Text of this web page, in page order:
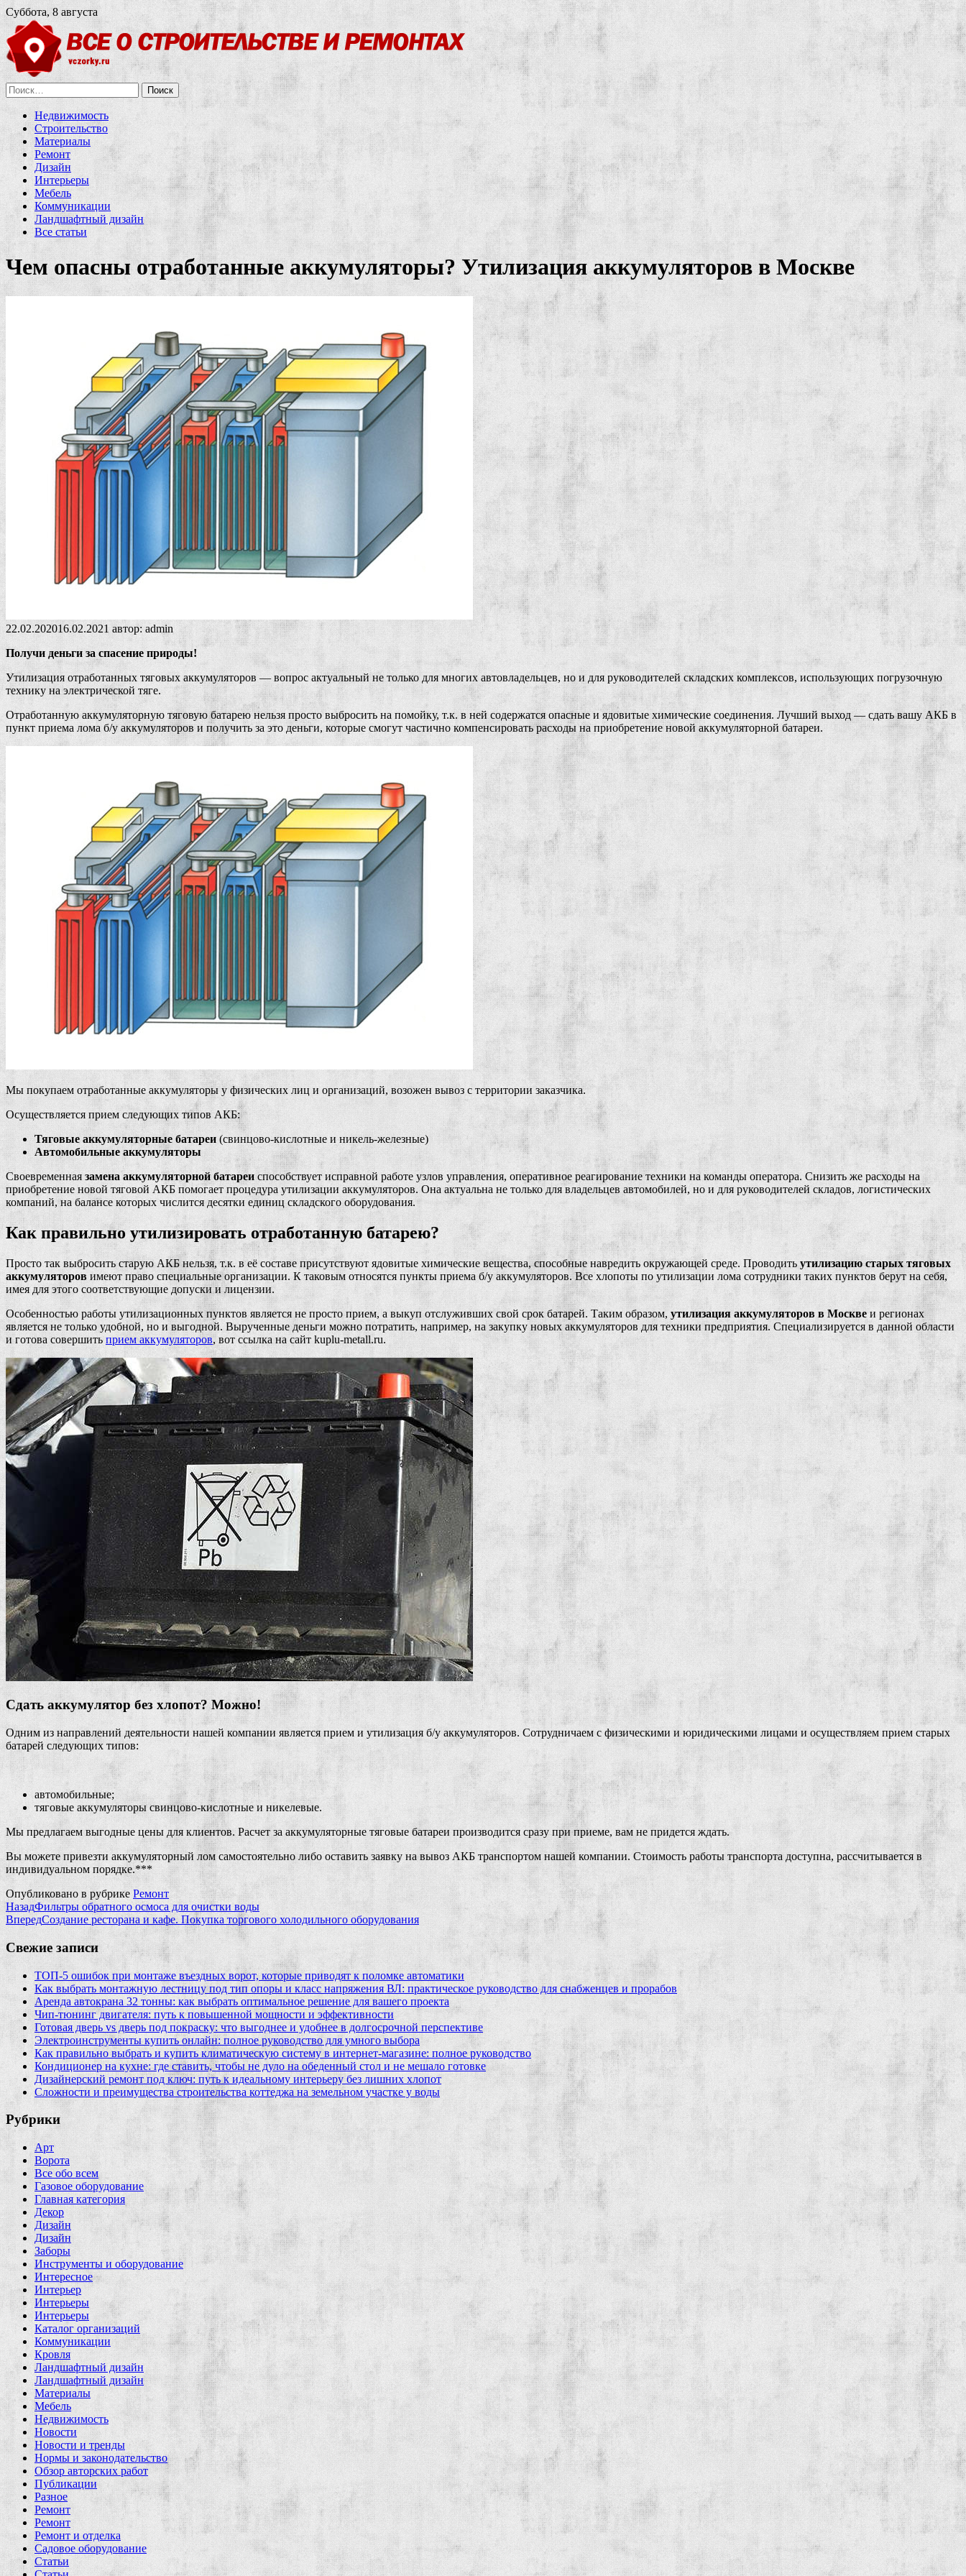
Суббота, 8 августа
Найти:
Недвижимость
Строительство
Материалы
Ремонт
Дизайн
Интерьеры
Мебель
Коммуникации
Ландшафтный дизайн
Все статьи
Чем опасны отработанные аккумуляторы? Утилизация аккумуляторов в Москве
22.02.202016.02.2021 автор: admin
Получи деньги за спасение природы!
Утилизация отработанных тяговых аккумуляторов — вопрос актуальный не только для многих автовладельцев, но и для руководителей складских комплексов, использующих погрузочную
технику на электрической тяге.
Отработанную аккумуляторную тяговую батарею нельзя просто выбросить на помойку, т.к. в ней содержатся опасные и ядовитые химические соединения. Лучший выход — сдать вашу АКБ в
пункт приема лома б/у аккумуляторов и получить за это деньги, которые смогут частично компенсировать расходы на приобретение новой аккумуляторной батареи.
Мы покупаем отработанные аккумуляторы у физических лиц и организаций, возожен вывоз с территории заказчика.
Осуществляется прием следующих типов АКБ:
Тяговые аккумуляторные батареи (свинцово-кислотные и никель-железные)
Автомобильные аккумуляторы
Своевременная замена аккумуляторной батареи способствует исправной работе узлов управления, оперативное реагирование техники на команды оператора. Снизить же расходы на
приобретение новой тяговой АКБ помогает процедура утилизации аккумуляторов. Она актуальна не только для владельцев автомобилей, но и для руководителей складов, логистических
компаний, на балансе которых числится десятки единиц складского оборудования.
Как правильно утилизировать отработанную батарею?
Просто так выбросить старую АКБ нельзя, т.к. в её составе присутствуют ядовитые химические вещества, способные навредить окружающей среде. Проводить утилизацию старых тяговых
аккумуляторов имеют право специальные организации. К таковым относятся пункты приема б/у аккумуляторов. Все хлопоты по утилизации лома сотрудники таких пунктов берут на себя,
имея для этого соответствующие допуски и лицензии.
Особенностью работы утилизационных пунктов является не просто прием, а выкуп отслуживших свой срок батарей. Таким образом, утилизация аккумуляторов в Москве и регионах
является не только удобной, но и выгодной. Вырученные деньги можно потратить, например, на закупку новых аккумуляторов для техники предприятия. Специализируется в данной области
и готова совершить прием аккумуляторов, вот ссылка на сайт kuplu-metall.ru.
Сдать аккумулятор без хлопот? Можно!
Одним из направлений деятельности нашей компании является прием и утилизация б/у аккумуляторов. Сотрудничаем с физическими и юридическими лицами и осуществляем прием старых
батарей следующих типов:
автомобильные;
тяговые аккумуляторы свинцово-кислотные и никелевые.
Мы предлагаем выгодные цены для клиентов. Расчет за аккумуляторные тяговые батареи производится сразу при приеме, вам не придется ждать.
Вы можете привезти аккумуляторный лом самостоятельно либо оставить заявку на вывоз АКБ транспортом нашей компании. Стоимость работы транспорта доступна, рассчитывается в
индивидуальном порядке.***
Опубликовано в рубрике Ремонт
НазадФильтры обратного осмоса для очистки воды
ВпередСоздание ресторана и кафе. Покупка торгового холодильного оборудования
Свежие записи
ТОП-5 ошибок при монтаже въездных ворот, которые приводят к поломке автоматики
Как выбрать монтажную лестницу под тип опоры и класс напряжения ВЛ: практическое руководство для снабженцев и прорабов
Аренда автокрана 32 тонны: как выбрать оптимальное решение для вашего проекта
Чип‑тюнинг двигателя: путь к повышенной мощности и эффективности
Готовая дверь vs дверь под покраску: что выгоднее и удобнее в долгосрочной перспективе
Электроинструменты купить онлайн: полное руководство для умного выбора
Как правильно выбрать и купить климатическую систему в интернет‑магазине: полное руководство
Кондиционер на кухне: где ставить, чтобы не дуло на обеденный стол и не мешало готовке
Дизайнерский ремонт под ключ: путь к идеальному интерьеру без лишних хлопот
Сложности и преимущества строительства коттеджа на земельном участке у воды
Рубрики
Арт
Ворота
Все обо всем
Газовое оборудование
Главная категория
Декор
Дизайн
Дизайн
Заборы
Инструменты и оборудование
Интересное
Интерьер
Интерьеры
Интерьеры
Каталог организаций
Коммуникации
Кровля
Ландшафтный дизайн
Ландшафтный дизайн
Материалы
Мебель
Недвижимость
Новости
Новости и тренды
Нормы и законодательство
Обзор авторских работ
Публикации
Разное
Ремонт
Ремонт
Ремонт и отделка
Садовое оборудование
Статьи